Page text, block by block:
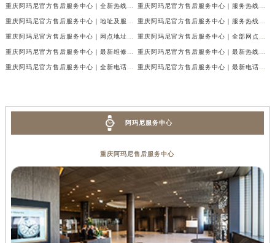
阿玛尼服务中心
重庆阿玛尼售后服务中心